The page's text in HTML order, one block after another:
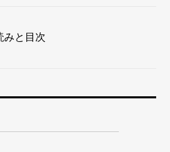
みと目次